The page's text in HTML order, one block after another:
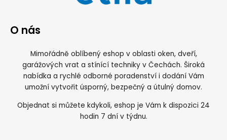
O nás
Mimořádně oblíbený eshop v oblasti oken, dveří,
garážových vrat a stínící techniky v Čechách. Široká
nabídka a rychlé odborné poradenství i dodání Vám
umožní vytvořit úsporný, bezpečný a útulný domov.
Objednat si můžete kdykoli, eshop je Vám k dispozici 24
hodin 7 dní v týdnu.